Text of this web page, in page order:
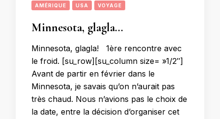
AMÉRIQUE USA VOYAGE
Minnesota, glagla…
Minnesota, glagla! 1ère rencontre avec
le froid. [su_row][su_column size= »1/2″]
Avant de partir en février dans le
Minnesota, je savais qu’on n’aurait pas
très chaud. Nous n’avions pas le choix de
la date, entre la décision d’organiser cet